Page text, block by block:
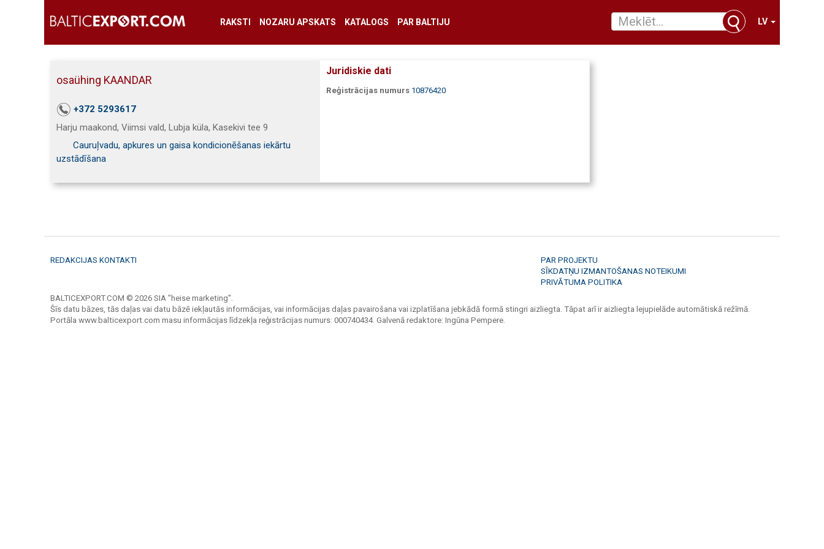
RAKSTI NOZARU APSKATS KATALOGS PAR BALTIJU LV
osaühing KAANDAR
+372 5293617
Harju maakond, Viimsi vald, Lubja küla, Kasekivi tee 9
Cauruļvadu, apkures un gaisa kondicionēšanas iekārtu
uzstādīšana
Juridiskie dati
Reģistrācijas numurs 10876420
REDAKCIJAS KONTAKTI
PAR PROJEKTU
SĪKDATŅU IZMANTOŠANAS NOTEIKUMI
PRIVĀTUMA POLITIKA
BALTICEXPORT.COM © 2026 SIA "heise marketing".
Šīs datu bāzes, tās daļas vai datu bāzē iekļautās informācijas, vai informācijas daļas pavairošana vai izplatīšana jebkādā formā stingri aizliegta. Tāpat arī ir aizliegta lejupielāde automātiskā režīmā.
Portāla www.balticexport.com masu informācijas līdzekļa reģistrācijas numurs: 000740434. Galvenā redaktore: Ingūna Pempere.